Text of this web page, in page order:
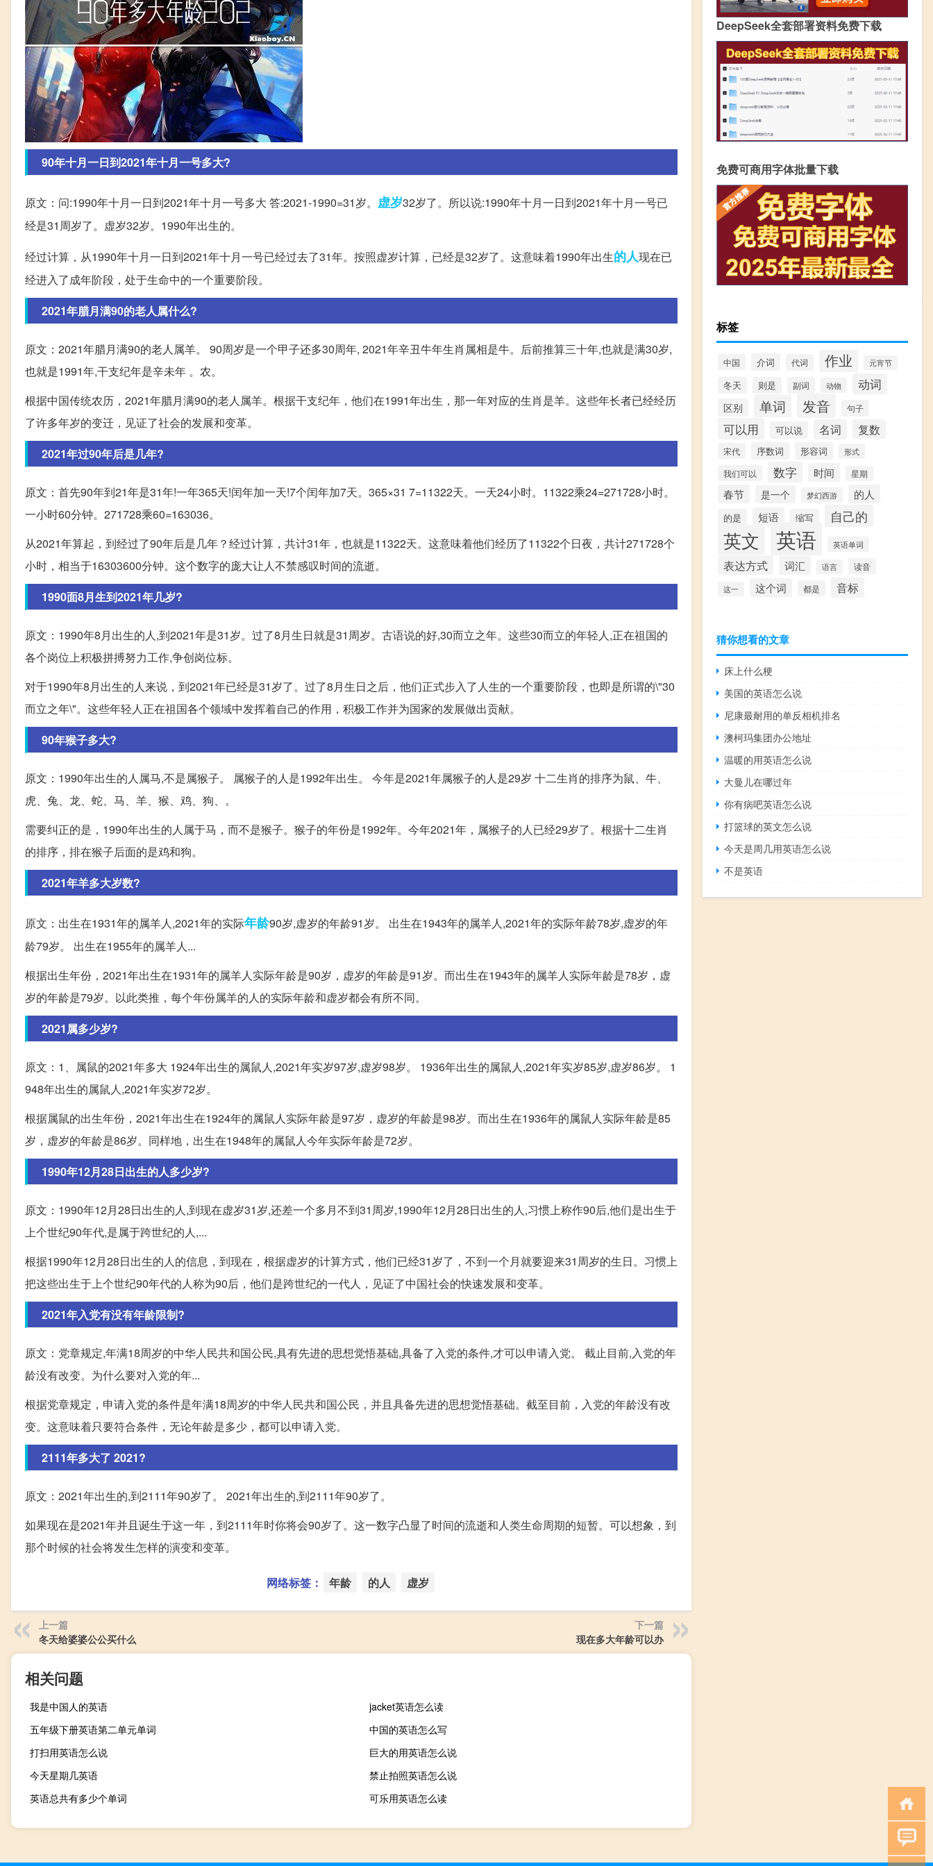
90年十月一日到2021年十月一号多大?
原文：问:1990年十月一日到2021年十月一号多大 答:2021-1990=31岁。 虚岁32岁了。所以说:1990年十月一日到2021年十月一号已
经是31周岁了。虚岁32岁。1990年出生的。
经过计算，从1990年十月一日到2021年十月一号已经过去了31年。按照虚岁计算，已经是32岁了。这意味着1990年出生的人现在已
经进入了成年阶段，处于生命中的一个重要阶段。
2021年腊月满90的老人属什么?
原文：2021年腊月满90的老人属羊。 90周岁是一个甲子还多30周年, 2021年辛丑牛年生肖属相是牛。后前推算三十年,也就是满30岁,
也就是1991年,干支纪年是辛未年 。农。
根据中国传统农历，2021年腊月满90的老人属羊。根据干支纪年，他们在1991年出生，那一年对应的生肖是羊。这些年长者已经经历
了许多年岁的变迁，见证了社会的发展和变革。
2021年过90年后是几年?
原文：首先90年到21年是31年!一年365天!闰年加一天!7个闰年加7天。365×31 7=11322天。一天24小时。11322乘24=271728小时。
一小时60分钟。271728乘60=163036。
从2021年算起，到经过了90年后是几年？经过计算，共计31年，也就是11322天。这意味着他们经历了11322个日夜，共计271728个
小时，相当于16303600分钟。这个数字的庞大让人不禁感叹时间的流逝。
1990面8月生到2021年几岁?
原文：1990年8月出生的人,到2021年是31岁。过了8月生日就是31周岁。古语说的好,30而立之年。这些30而立的年轻人,正在祖国的
各个岗位上积极拼搏努力工作,争创岗位标。
对于1990年8月出生的人来说，到2021年已经是31岁了。过了8月生日之后，他们正式步入了人生的一个重要阶段，也即是所谓的\"30
而立之年\"。这些年轻人正在祖国各个领域中发挥着自己的作用，积极工作并为国家的发展做出贡献。
90年猴子多大?
原文：1990年出生的人属马,不是属猴子。 属猴子的人是1992年出生。 今年是2021年属猴子的人是29岁 十二生肖的排序为鼠、牛、
虎、兔、龙、蛇、马、羊、猴、鸡、狗、。
需要纠正的是，1990年出生的人属于马，而不是猴子。猴子的年份是1992年。今年2021年，属猴子的人已经29岁了。根据十二生肖
的排序，排在猴子后面的是鸡和狗。
2021年羊多大岁数?
原文：出生在1931年的属羊人,2021年的实际年龄90岁,虚岁的年龄91岁。 出生在1943年的属羊人,2021年的实际年龄78岁,虚岁的年
龄79岁。 出生在1955年的属羊人...
根据出生年份，2021年出生在1931年的属羊人实际年龄是90岁，虚岁的年龄是91岁。而出生在1943年的属羊人实际年龄是78岁，虚
岁的年龄是79岁。以此类推，每个年份属羊的人的实际年龄和虚岁都会有所不同。
2021属多少岁?
原文：1、属鼠的2021年多大 1924年出生的属鼠人,2021年实岁97岁,虚岁98岁。 1936年出生的属鼠人,2021年实岁85岁,虚岁86岁。 1
948年出生的属鼠人,2021年实岁72岁。
根据属鼠的出生年份，2021年出生在1924年的属鼠人实际年龄是97岁，虚岁的年龄是98岁。而出生在1936年的属鼠人实际年龄是85
岁，虚岁的年龄是86岁。同样地，出生在1948年的属鼠人今年实际年龄是72岁。
1990年12月28日出生的人多少岁?
原文：1990年12月28日出生的人,到现在虚岁31岁,还差一个多月不到31周岁,1990年12月28日出生的人,习惯上称作90后,他们是出生于
上个世纪90年代,是属于跨世纪的人,...
根据1990年12月28日出生的人的信息，到现在，根据虚岁的计算方式，他们已经31岁了，不到一个月就要迎来31周岁的生日。习惯上
把这些出生于上个世纪90年代的人称为90后，他们是跨世纪的一代人，见证了中国社会的快速发展和变革。
2021年入党有没有年龄限制?
原文：党章规定,年满18周岁的中华人民共和国公民,具有先进的思想觉悟基础,具备了入党的条件,才可以申请入党。 截止目前,入党的年
龄没有改变。为什么要对入党的年...
根据党章规定，申请入党的条件是年满18周岁的中华人民共和国公民，并且具备先进的思想觉悟基础。截至目前，入党的年龄没有改
变。这意味着只要符合条件，无论年龄是多少，都可以申请入党。
2111年多大了 2021?
原文：2021年出生的,到2111年90岁了。 2021年出生的,到2111年90岁了。
如果现在是2021年并且诞生于这一年，到2111年时你将会90岁了。这一数字凸显了时间的流逝和人类生命周期的短暂。可以想象，到
那个时候的社会将发生怎样的演变和变革。
网络标签： 年龄 的人 虚岁
上一篇
冬天给婆婆公公买什么
下一篇
现在多大年龄可以办
相关问题
我是中国人的英语
jacket英语怎么读
五年级下册英语第二单元单词
中国的英语怎么写
打扫用英语怎么说
巨大的用英语怎么说
今天星期几英语
禁止拍照英语怎么说
英语总共有多少个单词
可乐用英语怎么读
DeepSeek全套部署资料免费下载
免费可商用字体批量下载
标签
中国 介词 代词 作业 元宵节
冬天 则是 副词 动物 动词
区别 单词 发音 句子
可以用 可以说 名词 复数
宋代 序数词 形容词 形式
我们可以 数字 时间 星期
春节 是一个 梦幻西游 的人
的是 短语 缩写 自己的
英文 英语 英语单词
表达方式 词汇 语言 读音
这一 这个词 都是 音标
猜你想看的文章
床上什么梗
美国的英语怎么说
尼康最耐用的单反相机排名
澳柯玛集团办公地址
温暖的用英语怎么说
大曼儿在哪过年
你有病吧英语怎么说
打篮球的英文怎么说
今天是周几用英语怎么说
不是英语